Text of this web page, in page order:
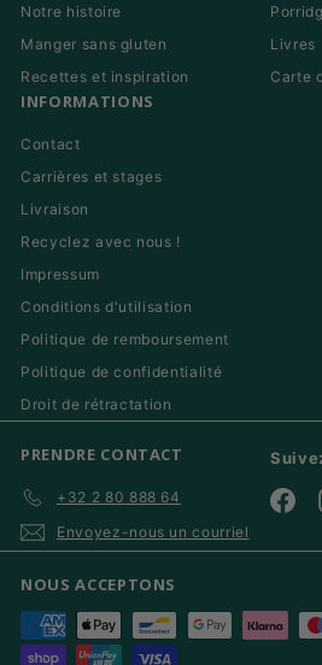
Notre histoire
Manger sans gluten
Recettes et inspiration
Livres
Carte
INFORMATIONS
Contact
Carrières et stages
Livraison
Recyclez avec nous !
Impressum
Conditions d'utilisation
Politique de remboursement
Politique de confidentialité
Droit de rétractation
PRENDRE CONTACT
+32 2 80 888 64
Envoyez-nous un courriel
NOUS ACCEPTONS